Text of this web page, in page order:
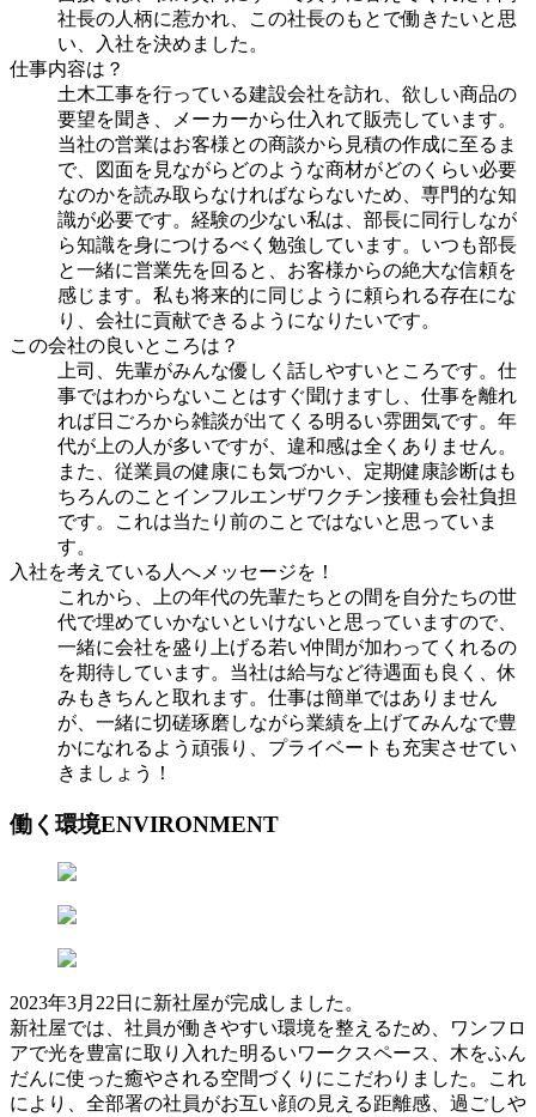
社長の人柄に惹かれ、この社長のもとで働きたいと思
い、入社を決めました。
仕事内容は？
土木工事を行っている建設会社を訪れ、欲しい商品の
要望を聞き、メーカーから仕入れて販売しています。
当社の営業はお客様との商談から見積の作成に至るま
で、図面を見ながらどのような商材がどのくらい必要
なのかを読み取らなければならないため、専門的な知
識が必要です。経験の少ない私は、部長に同行しなが
ら知識を身につけるべく勉強しています。いつも部長
と一緒に営業先を回ると、お客様からの絶大な信頼を
感じます。私も将来的に同じように頼られる存在にな
り、会社に貢献できるようになりたいです。
この会社の良いところは？
上司、先輩がみんな優しく話しやすいところです。仕
事ではわからないことはすぐ聞けますし、仕事を離れ
れば日ごろから雑談が出てくる明るい雰囲気です。年
代が上の人が多いですが、違和感は全くありません。
また、従業員の健康にも気づかい、定期健康診断はも
ちろんのことインフルエンザワクチン接種も会社負担
です。これは当たり前のことではないと思っていま
す。
入社を考えている人へメッセージを！
これから、上の年代の先輩たちとの間を自分たちの世
代で埋めていかないといけないと思っていますので、
一緒に会社を盛り上げる若い仲間が加わってくれるの
を期待しています。当社は給与など待遇面も良く、休
みもきちんと取れます。仕事は簡単ではありません
が、一緒に切磋琢磨しながら業績を上げてみんなで豊
かになれるよう頑張り、プライベートも充実させてい
きましょう！
働く環境ENVIRONMENT
2023年3月22日に新社屋が完成しました。
新社屋では、社員が働きやすい環境を整えるため、ワンフロ
アで光を豊富に取り入れた明るいワークスペース、木をふん
だんに使った癒やされる空間づくりにこだわりました。これ
により、全部署の社員がお互い顔の見える距離感、過ごしや